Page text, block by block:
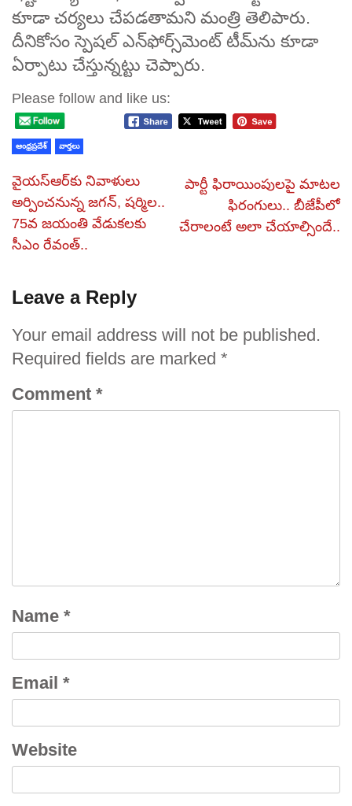
కూడా చర్యలు చేపడతామని మంత్రి తెలిపారు.
దీనికోసం స్పెషల్ ఎన్‌ఫోర్స్‌మెంట్‌ టీమ్‌ను కూడా
ఏర్పాటు చేస్తున్నట్టు చెప్పారు.
Please follow and like us:
ఆంధ్రప్రదేశ్ వార్తలు
వైయస్ఆర్‎కు నివాళులు
అర్పించనున్న జగన్, షర్మిల..
75వ జయంతి వేడుకలకు
సీఎం రేవంత్..
పార్టీ ఫిరాయింపులపై మాటల
ఫిరంగులు.. బీజేపీలో
చేరాలంటే అలా చేయాల్సిందే..
Leave a Reply
Your email address will not be published.
Required fields are marked *
Comment *
Name *
Email *
Website